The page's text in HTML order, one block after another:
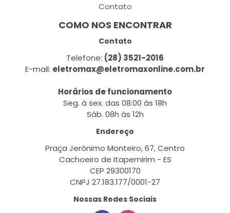
Contato
COMO NOS ENCONTRAR
Contato
Telefone: (28) 3521-2016
E-mail: eletromax@eletromaxonline.com.br
Horários de funcionamento
Seg. à sex. das 08:00 às 18h
Sáb. 08h às 12h
Endereço
Praça Jerônimo Monteiro, 67, Centro
Cachoeiro de Itapemirim - ES
CEP 29300170
CNPJ 27.183.177/0001-27
Nossas Redes Sociais